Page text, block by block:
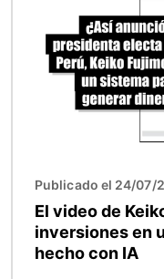
Publicado el 24/07/
El video de
inversiones en
hecho con IA